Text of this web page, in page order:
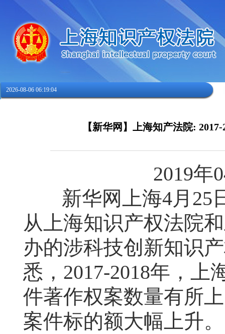
2026-08-06 06:19:04
【新华网】上海知产法院:
2019年
新华网上海4月 25
从上海知识产权法院
办的涉科技创新知识
悉， 2017-2018年，上
件著作权案数量有所
案件标的额大幅上升。